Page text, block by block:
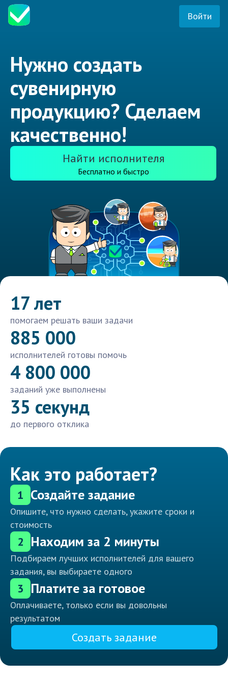
Войти
Нужно создать
сувенирную
продукцию? Сделаем
качественно!
Найти исполнителя
Бесплатно и быстро
17 лет
помогаем решать ваши задачи
885 000
исполнителей готовы помочь
4 800 000
заданий уже выполнены
35 секунд
до первого отклика
Как это работает?
1 Создайте задание
Опишите, что нужно сделать, укажите сроки и
стоимость
2 Находим за 2 минуты
Подбираем лучших исполнителей для вашего
задания, вы выбираете одного
3 Платите за готовое
Оплачиваете, только если вы довольны
результатом
Создать задание